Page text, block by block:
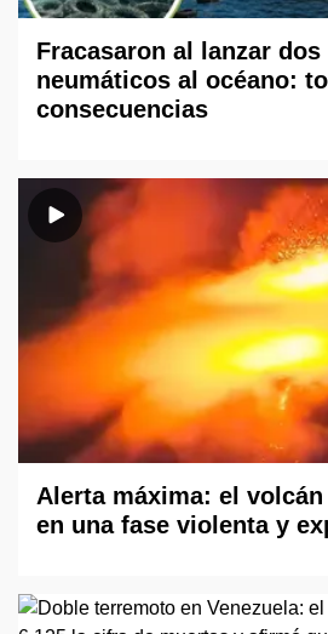
Fracasaron al lanzar
neumáticos al océano:
consecuencias
Alerta máxima: el
en una fase violenta y